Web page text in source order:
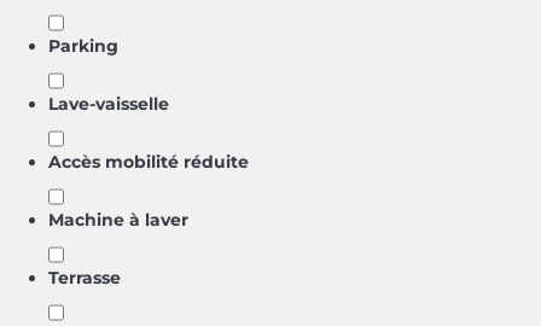
Parking
Lave-vaisselle
Accès mobilité réduite
Machine à laver
Terrasse